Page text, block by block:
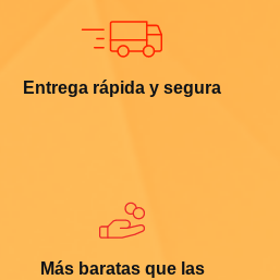
Entrega rápida y segura
Más baratas que las